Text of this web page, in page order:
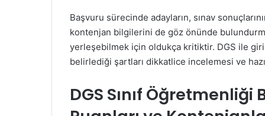
Başvuru sürecinde adayların, sınav
kontenjan bilgilerini de göz önünde
yerleşebilmek için oldukça kritiktir. DGS ile
belirlediği şartları dikkatlice incelemesi ve
DGS Sınıf